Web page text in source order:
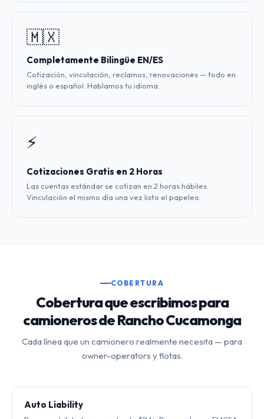
🇲🇽
Completamente Bilingüe EN/ES
Cotización, vinculación, reclamos, renovaciones — todo en
inglés o español. Hablamos tu idioma.
⚡
Cotizaciones Gratis en 2 Horas
Las cuentas estándar se cotizan en 2 horas hábiles.
Vinculación el mismo día una vez listo el papeleo.
COBERTURA
Cobertura que escribimos para
camioneros de Rancho Cucamonga
Cada línea que un camionero realmente necesita — para
owner-operators y flotas.
Auto Liability